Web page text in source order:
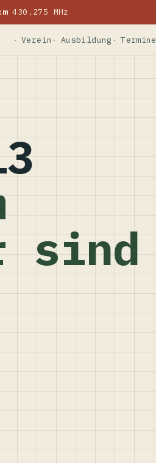
430.275 MHz
Verein Ausbildung Termine
sind